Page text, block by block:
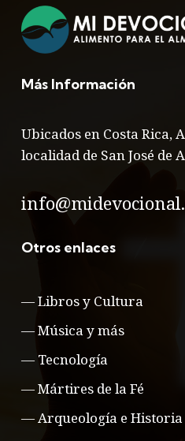
Más Información
Ubicados en Costa Rica,
localidad de San José de
Otros enlaces
—Libros y Cultura
—Música y más
— Tecnología
—Mártires de la Fé
—Arqueología e Historia